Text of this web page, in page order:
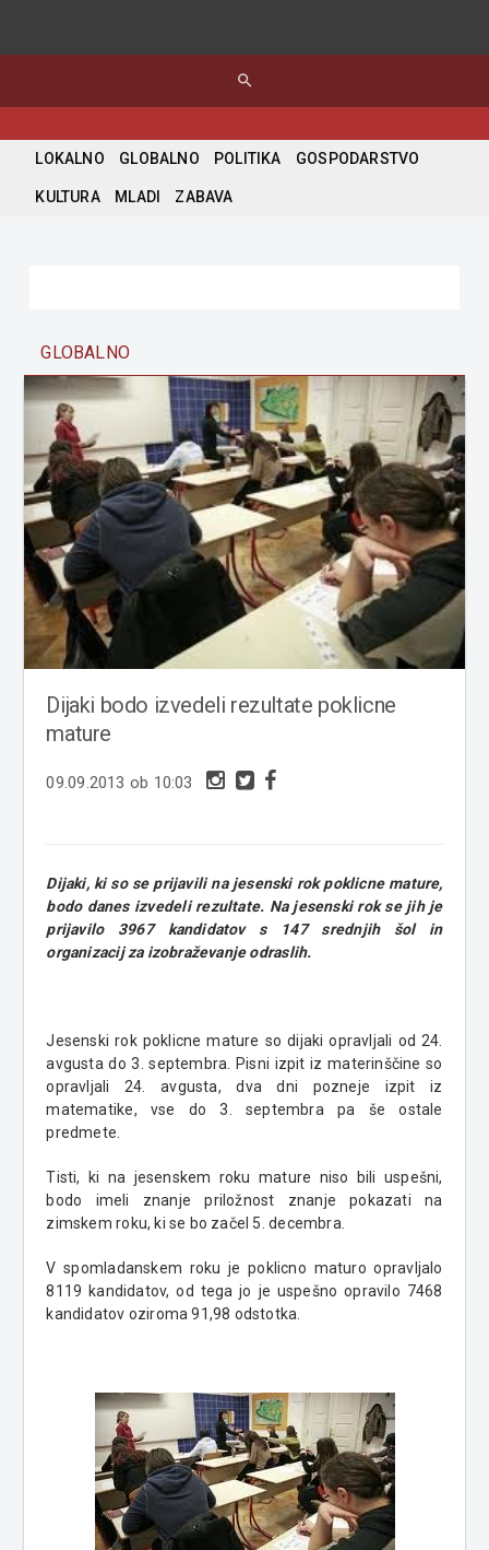
search
LOKALNO GLOBALNO POLITIKA GOSPODARSTVO
KULTURA MLADI ZABAVA
GLOBALNO
Dijaki bodo izvedeli rezultate poklicne
mature
09.09.2013 ob 10:03
Dijaki, ki so se prijavili na jesenski rok poklicne mature,
bodo danes izvedeli rezultate. Na jesenski rok se jih je
prijavilo 3967 kandidatov s 147 srednjih šol in
organizacij za izobraževanje odraslih.
Jesenski rok poklicne mature so dijaki opravljali od 24.
avgusta do 3. septembra. Pisni izpit iz materinščine so
opravljali 24. avgusta, dva dni pozneje izpit iz
matematike, vse do 3. septembra pa še ostale
predmete.
Tisti, ki na jesenskem roku mature niso bili uspešni,
bodo imeli znanje priložnost znanje pokazati na
zimskem roku, ki se bo začel 5. decembra.
V spomladanskem roku je poklicno maturo opravljalo
8119 kandidatov, od tega jo je uspešno opravilo 7468
kandidatov oziroma 91,98 odstotka.